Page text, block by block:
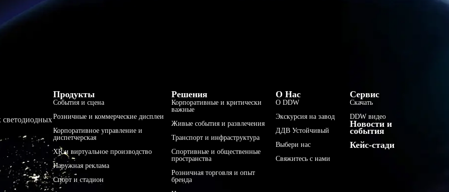
Продукты
События и сцена
Розничные и коммерческие дисплеи
Корпоративное управление и
диспетчерская
XR и виртуальное производство
Наружная реклама
Спорт и стадион
Решения
Корпоративные и критически
важные
Живые события и развлечения
Транспорт и инфраструктура
Спортивные и общественные
пространства
Розничная торговля и опыт
бренда
О Нас
О DDW
Экскурсия на завод
ДДВ Устойчивый
Выбери нас
Свяжитесь с нами
Сервис
Скачать
DDW видео
Новости и
события
Кейс-стади
한국어
Bahasa Indonesia
हिन्दी
فارسی